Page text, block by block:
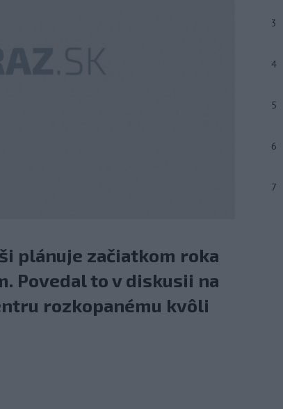
plánuje začiatkom roka
Povedal to v diskusii na
rozkopanému kvôli
3
4
5
6
7